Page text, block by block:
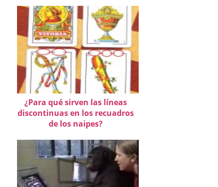
¿Para qué sirven las líneas
discontinuas en los recuadros
de los naipes?